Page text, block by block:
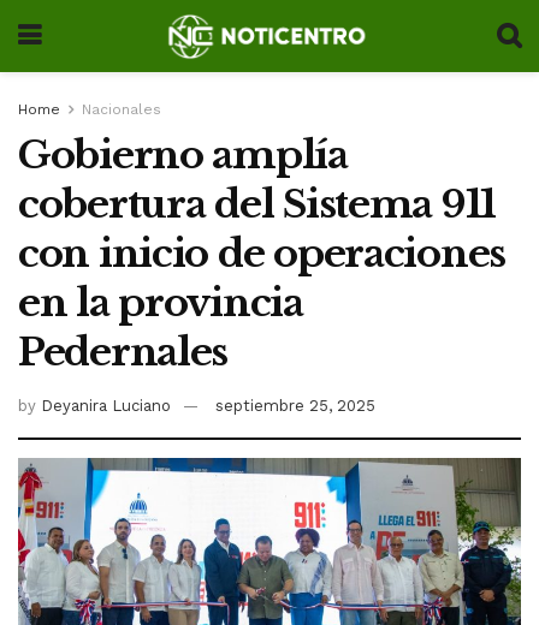
Home Nacionales
Gobierno amplía
cobertura del Sistema 911
con inicio de operaciones
en la provincia
Pedernales
by Deyanira Luciano septiembre 25, 2025